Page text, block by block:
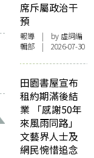
席斥屬政治干
預
報導 | by 虛詞編
輯部 | 2026-07-30
田園書屋宣布
租約期滿後結
業 「感謝50年
來風雨同路」
文藝界人士及
網民惋惜追念